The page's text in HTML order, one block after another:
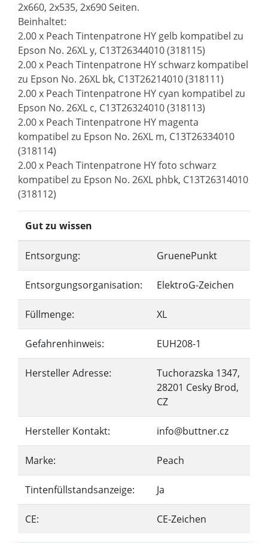
2x660, 2x535, 2x690 Seiten.
Beinhaltet:
2.00 x Peach Tintenpatrone HY gelb kompatibel zu
Epson No. 26XL y, C13T26344010 (318115)
2.00 x Peach Tintenpatrone HY schwarz kompatibel
zu Epson No. 26XL bk, C13T26214010 (318111)
2.00 x Peach Tintenpatrone HY cyan kompatibel zu
Epson No. 26XL c, C13T26324010 (318113)
2.00 x Peach Tintenpatrone HY magenta
kompatibel zu Epson No. 26XL m, C13T26334010
(318114)
2.00 x Peach Tintenpatrone HY foto schwarz
kompatibel zu Epson No. 26XL phbk, C13T26314010
(318112)
Gut zu wissen
Entsorgung: GruenePunkt
Entsorgungsorganisation: ElektroG-Zeichen
Füllmenge: XL
Gefahrenhinweis: EUH208-1
Hersteller Adresse:
Tuchorazska 1347,
28201 Cesky Brod,
CZ
Hersteller Kontakt: info@buttner.cz
Marke: Peach
Tintenfüllstandsanzeige: Ja
CE: CE-Zeichen